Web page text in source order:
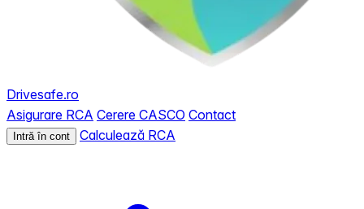
Drivesafe.ro
Asigurare RCA Cerere CASCO Contact
Intră în cont Calculează RCA